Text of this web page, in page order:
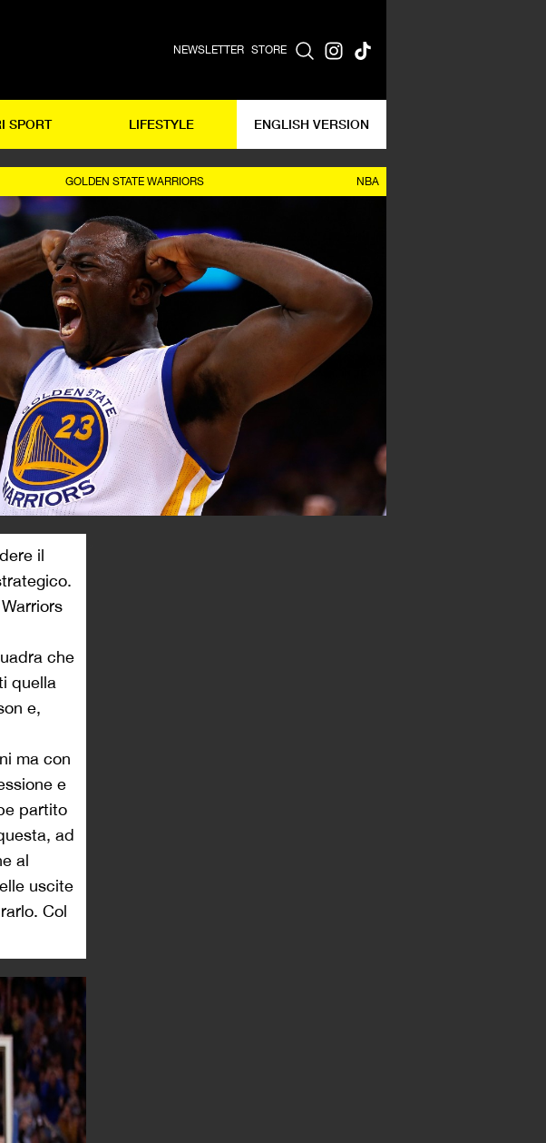
NEWSLETTER STORE
SPORT LIFESTYLE ENGLISH VERSION
GOLDEN STATE WARRIORS NBA
il
che
quella
e,
ma con
e
partito
ad
al
uscite
Col